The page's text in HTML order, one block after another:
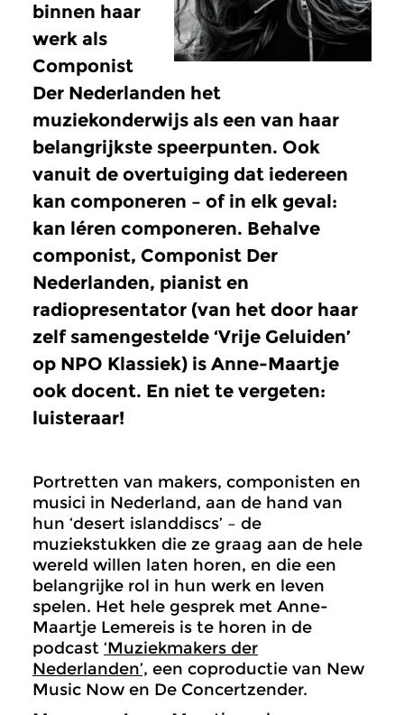
binnen haar
werk als
Componist
Der Nederlanden het
muziekonderwijs als een van haar
belangrijkste speerpunten. Ook
vanuit de overtuiging dat iedereen
kan componeren – of in elk geval:
kan léren componeren. Behalve
componist, Componist Der
Nederlanden, pianist en
radiopresentator (van het door haar
zelf samengestelde ‘Vrije Geluiden’
op NPO Klassiek) is Anne-Maartje
ook docent. En niet te vergeten:
luisteraar!
Portretten van makers, componisten en
musici in Nederland, aan de hand van
hun ‘desert islanddiscs’ – de
muziekstukken die ze graag aan de hele
wereld willen laten horen, en die een
belangrijke rol in hun werk en leven
spelen. Het hele gesprek met Anne-
Maartje Lemereis is te horen in de
podcast ‘Muziekmakers der
Nederlanden’, een coproductie van New
Music Now en De Concertzender.